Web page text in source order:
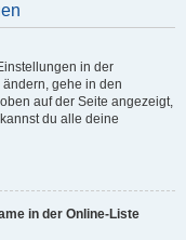
in der
gehe in den
auf der Seite angezeigt,
du alle deine
in der Online-Liste